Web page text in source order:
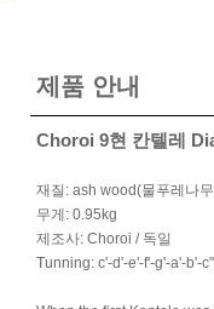
제품 안내
Choroi 9현 칸텔레
재질 : ash wood(물푸레나
무게 : 0.95kg
제조사: Choroi / 독일
Tunning: c'-d'-e'-f'-g'-a'-b'-